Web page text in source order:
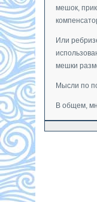
мешок,
Или
мешки
Мысли по
В общем,